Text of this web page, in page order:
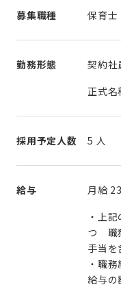
募集職種 保育士
勤務形態
契約社
正式名
採用予定人数 5 人
給与 月給
・上
つ 職
手当を
・職
給与の